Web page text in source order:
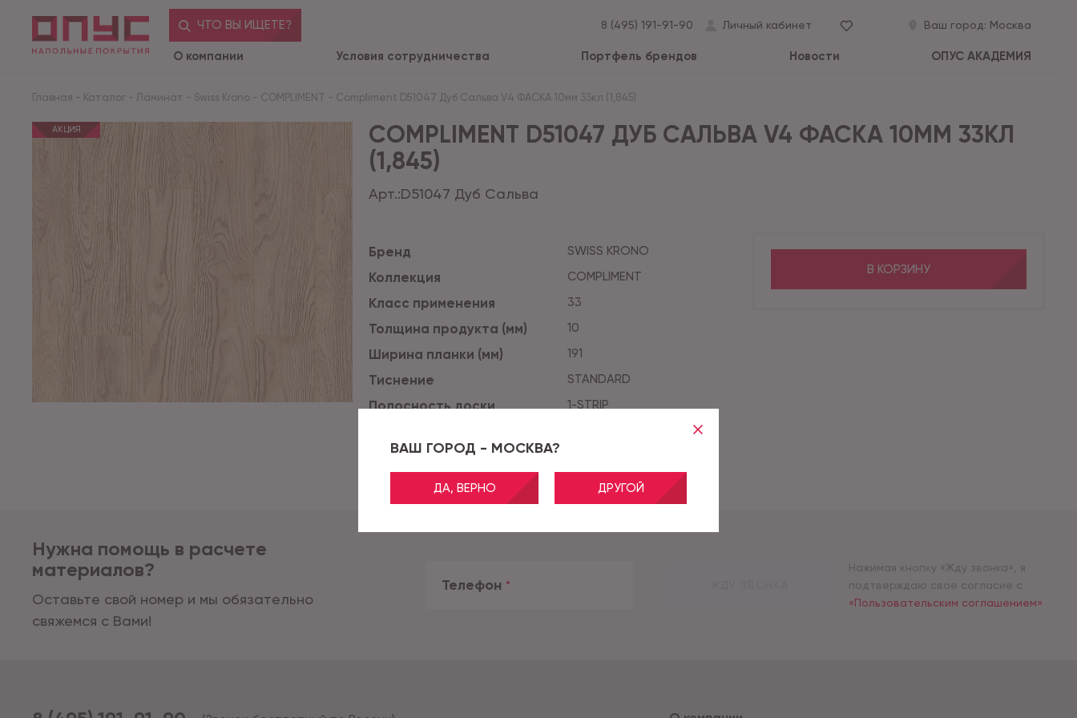
ВАШ ГОРОД - МОСКВА?
ДА, ВЕРНО ДРУГОЙ
ЧТО ВЫ ИЩЕТЕ? 8 (495) 191-91-90 Личный кабинет Ваш город: Москва
О компании Условия сотрудничества Портфель брендов Новости ОПУС АКАДЕМИЯ
Главная - Каталог - Ламинат - Swiss Krono - COMPLIMENT - Compliment D51047 Дуб Сальва V4 ФАСКА 10мм 33кл (1,845)
АКЦИЯ
COMPLIMENT D51047 ДУБ САЛЬВА V4 ФАСКА 10ММ 33КЛ
(1,845)
Арт.:D51047 Дуб Сальва
Бренд SWISS KRONO
Коллекция COMPLIMENT
Класс применения 33
Толщина продукта (мм) 10
Ширина планки (мм) 191
Тиснение STANDARD
Полосность доски 1-STRIP
В КОРЗИНУ
Нужна помощь в расчете
материалов?
Оставьте свой номер и мы обязательно
свяжемся с Вами!
Телефон *
Нажимая кнопку «Жду звонка», я
подтверждаю свое согласие с
«Пользовательским соглашением»